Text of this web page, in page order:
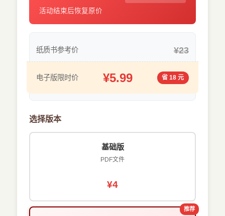
活动结束后恢复原价
纸质书参考价 ¥23
电子版限时价 ¥5.99 省 18 元
选择版本
基础版
PDF文件
¥4
推荐